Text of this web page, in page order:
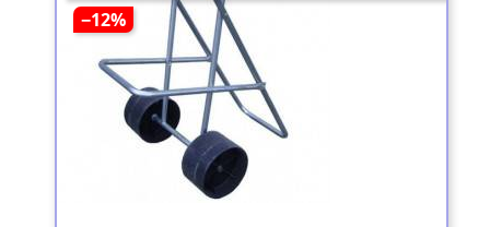
−12%